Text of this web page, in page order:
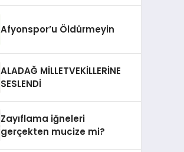
Afyonspor’u Öldürmeyin
ALADAĞ MİLLETVEKİLLERİNE
SESLENDİ
Zayıflama iğneleri
gerçekten mucize mi?